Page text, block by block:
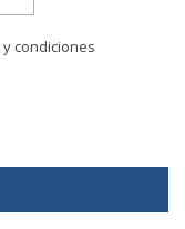
condiciones